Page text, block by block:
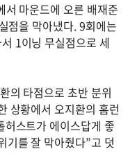
서 마운드에 오른 배재준
점을 막아냈다. 9회에는
1이닝 무실점으로 세
의 타점으로 초반 분위
상황에서 오지환의 홈런
허스트가 에이스답게 좋
기를 잘 막아줬다”고 덧